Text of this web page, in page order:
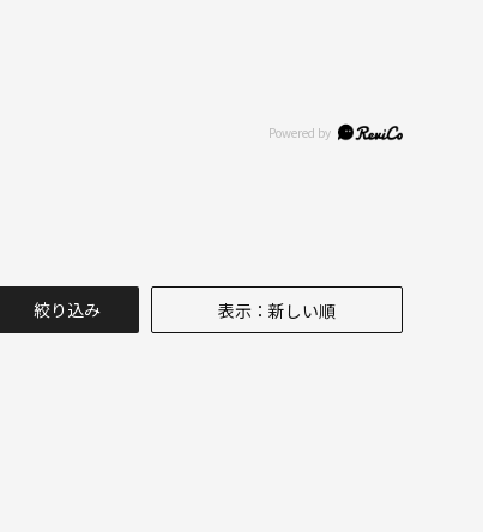
絞り込み 表示：新しい順